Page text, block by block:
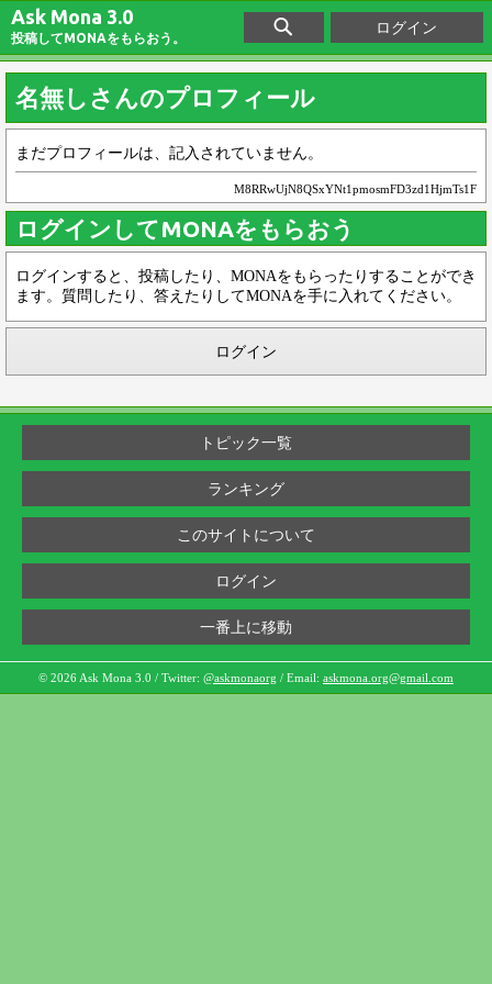
Ask Mona 3.0
投稿してMONAをもらおう。
ログイン
名無しさんのプロフィール
まだプロフィールは、記入されていません。
M8RRwUjN8QSxYNt1pmosmFD3zd1HjmTs1F
ログインしてMONAをもらおう
ログインすると、投稿したり、MONAをもらったりすることができ
ます。質問したり、答えたりしてMONAを手に入れてください。
ログイン
トピック一覧
ランキング
このサイトについて
ログイン
一番上に移動
© 2026 Ask Mona 3.0 / Twitter: @askmonaorg / Email: askmona.org@gmail.com